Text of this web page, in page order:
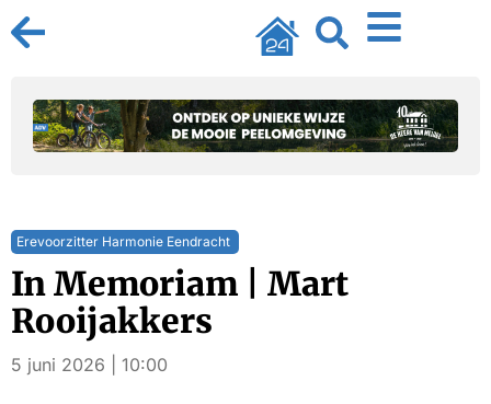
Erevoorzitter Harmonie Eendracht
In Memoriam | Mart
Rooijakkers
5 juni 2026 | 10:00